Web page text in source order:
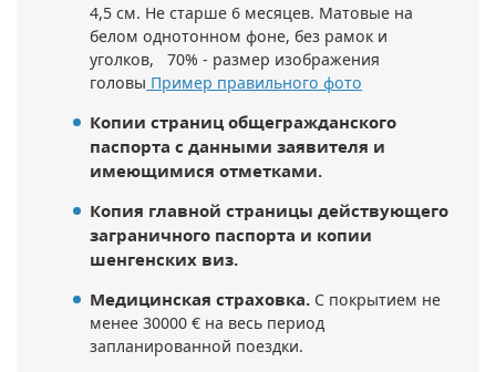
4,5 см. Не старше 6 месяцев. Матовые на
белом однотонном фоне, без рамок и
уголков, 70% - размер изображения
головы Пример правильного фото
Копии страниц общегражданского
паспорта c данными заявителя и
имеющимися отметками.
Копия главной страницы действующего
заграничного паспорта и копии
шенгенских виз.
Медицинская страховка. С покрытием не
менее 30000 € на весь период
запланированной поездки.